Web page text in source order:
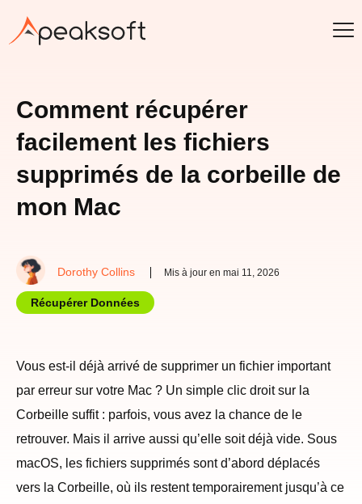
Comment récupérer
facilement les fichiers
supprimés de la corbeille de
mon Mac
Dorothy Collins Mis à jour en mai 11, 2026
Récupérer Données
Vous est-il déjà arrivé de supprimer un fichier important
par erreur sur votre Mac ? Un simple clic droit sur la
Corbeille suffit : parfois, vous avez la chance de le
retrouver. Mais il arrive aussi qu’elle soit déjà vide. Sous
macOS, les fichiers supprimés sont d’abord déplacés
vers la Corbeille, où ils restent temporairement jusqu’à ce